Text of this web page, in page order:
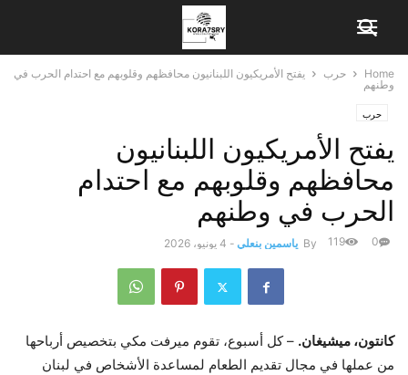
Home حرب
يفتح الأمريكيون اللبنانيون محافظهم وقلوبهم مع احتدام الحرب في
وطنهم
حرب
يفتح الأمريكيون اللبنانيون
محافظهم وقلوبهم مع احتدام
الحرب في وطنهم
By ياسمين بنعلي - 4 يونيو، 2026 0
119
كانتون، ميشيغان. – كل أسبوع، تقوم ميرفت مكي بتخصيص أرباحها
من عملها في مجال تقديم الطعام لمساعدة الأشخاص في لبنان